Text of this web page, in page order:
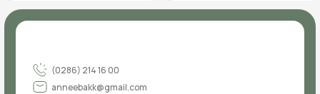
(0286) 214 16 00
anneebakk@gmail.com